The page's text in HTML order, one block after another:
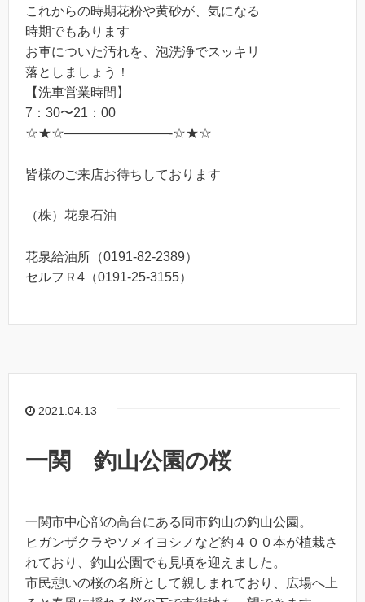
これからの時期花粉や黄砂が、気になる
時期でもあります
お車についた汚れを、泡洗浄でスッキリ
落としましょう！
【洗車営業時間】
7：30〜21：00
☆★☆————————-☆★☆
皆様のご来店お待ちしております
（株）花泉石油
花泉給油所（0191-82-2389）
セルフＲ4（0191-25-3155）
2021.04.13
一関 釣山公園の桜
一関市中心部の高台にある同市釣山の釣山公園。
ヒガンザクラやソメイヨシノなど約４００本が植栽さ
れており、釣山公園でも見頃を迎えました。
市民憩いの桜の名所として親しまれており、広場へ上